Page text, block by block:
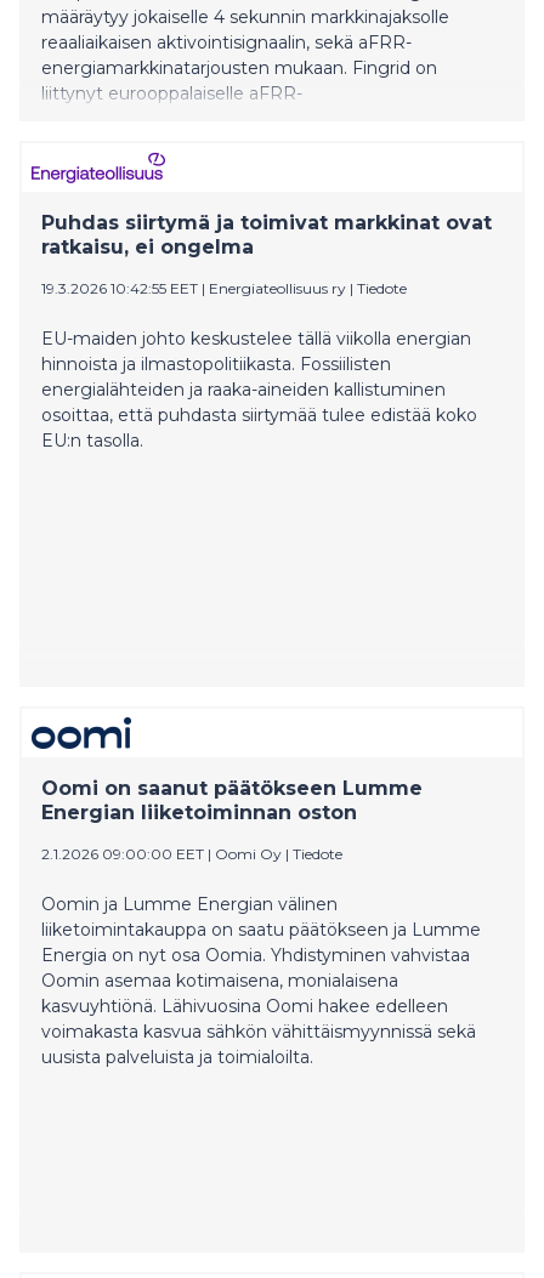
määräytyy jokaiselle 4 sekunnin markkinajaksolle
reaaliaikaisen aktivointisignaalin, sekä aFRR-
energiamarkkinatarjousten mukaan. Fingrid on
liittynyt eurooppalaiselle aFRR-
4324 Sähköpostiosoitteet ovat
Puhdas siirtymä ja toimivat markkinat ovat
ratkaisu, ei ongelma
19.3.2026 10:42:55 EET | Energiateollisuus ry | Tiedote
EU-maiden johto keskustelee tällä viikolla energian
hinnoista ja ilmastopolitiikasta. Fossiilisten
energialähteiden ja raaka-aineiden kallistuminen
osoittaa, että puhdasta siirtymää tulee edistää koko
EU:n tasolla.
Oomi on saanut päätökseen Lumme
Energian liiketoiminnan oston
2.1.2026 09:00:00 EET | Oomi Oy | Tiedote
Oomin ja Lumme Energian välinen
liiketoimintakauppa on saatu päätökseen ja Lumme
Energia on nyt osa Oomia. Yhdistyminen vahvistaa
Oomin asemaa kotimaisena, monialaisena
kasvuyhtiönä. Lähivuosina Oomi hakee edelleen
voimakasta kasvua sähkön vähittäismyynnissä sekä
uusista palveluista ja toimialoilta.